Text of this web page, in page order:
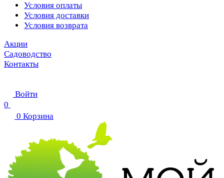
Условия оплаты
Условия доставки
Условия возврата
Акции
Садоводство
Контакты
Войти
0
0 Корзина